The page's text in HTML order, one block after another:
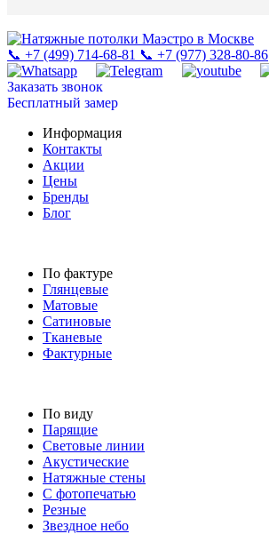
📞 +7 (499) 714-68-81 📞 +7 (977) 328-80-86
Заказать звонок
Бесплатный замер
Информация
Контакты
Акции
Цены
Бренды
Блог
По фактуре
Глянцевые
Матовые
Сатиновые
Тканевые
Фактурные
По виду
Парящие
Световые линии
Акустические
Натяжные стены
С фотопечатью
Резные
Звездное небо